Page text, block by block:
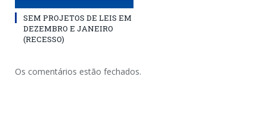
SEM PROJETOS DE LEIS EM
DEZEMBRO E JANEIRO
(RECESSO)
Os comentários estão fechados.